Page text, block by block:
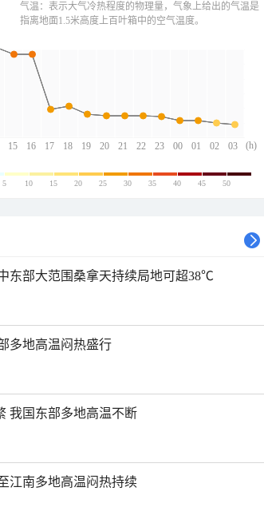
15 16 17 18 19 20 21 22 23 00 01 02 03
(h)
气温：表示大气冷热程度的物理量，气象上给出的气温是
指离地面1.5米高度上百叶箱中的空气温度。
5 10 15 20 25 30 35 40 45 50
东部大范围桑拿天持续局地可超38℃
多地高温闷热盛行
我国东部多地高温不断
江南多地高温闷热持续